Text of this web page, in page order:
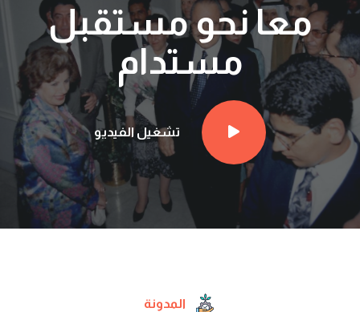
معا نحو مستقبل
مستدام
تشغيل الفيديو
المدونة